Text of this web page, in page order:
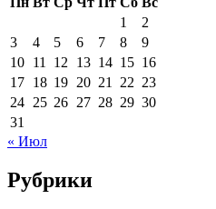
1
2
3
4 5 6 7 8
9
10 11 12 13 14 15 16
17 18 19 20 21 22 23
24 25 26 27 28 29 30
31
« Июл
Рубрики